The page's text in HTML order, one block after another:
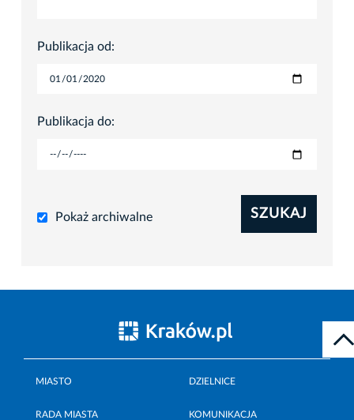
Publikacja od:
Publikacja do:
Pokaż archiwalne SZUKAJ
MIASTO DZIELNICE
RADA MIASTA KOMUNIKACJA